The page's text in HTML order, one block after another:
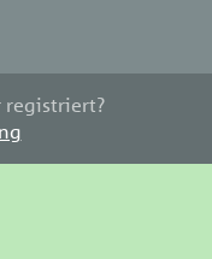
registriert?